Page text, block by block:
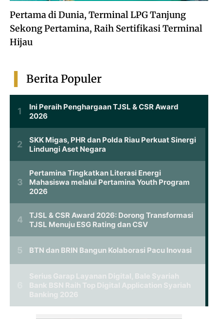
Pertama di Dunia, Terminal LPG Tanjung
Sekong Pertamina, Raih Sertifikasi Terminal
Hijau
Berita Populer